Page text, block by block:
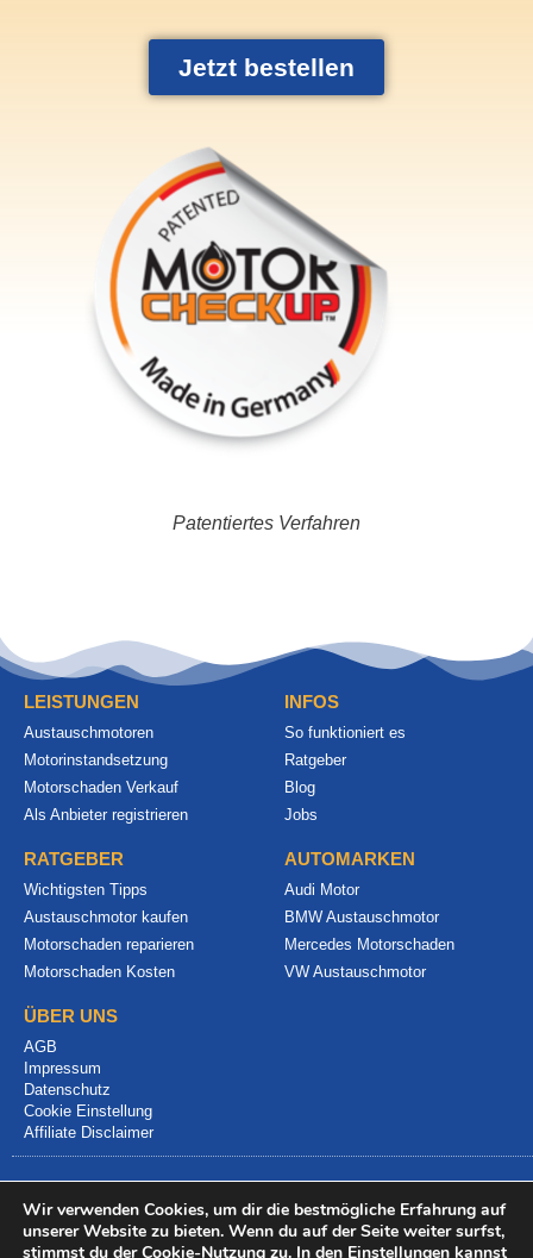
Jetzt bestellen
Patentiertes Verfahren
LEISTUNGEN
Austauschmotoren
Motorinstandsetzung
Motorschaden Verkauf
Als Anbieter registrieren
INFOS
So funktioniert es
Ratgeber
Blog
Jobs
RATGEBER
Wichtigsten Tipps
Austauschmotor kaufen
Motorschaden reparieren
Motorschaden Kosten
AUTOMARKEN
Audi Motor
BMW Austauschmotor
Mercedes Motorschaden
VW Austauschmotor
ÜBER UNS
AGB
Impressum
Datenschutz
Cookie Einstellung
Affiliate Disclaimer
Wir verwenden Cookies, um dir die bestmögliche Erfahrung auf
unserer Website zu bieten. Wenn du auf der Seite weiter surfst,
stimmst du der Cookie-Nutzung zu. In den Einstellungen kannst